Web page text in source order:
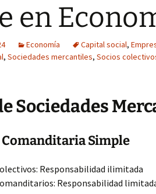
en
Economía Capital social,
, Sociedades mercantiles, Socios
Sociedades
Comanditaria Simple
Responsabilidad ilimitada
Responsabilidad